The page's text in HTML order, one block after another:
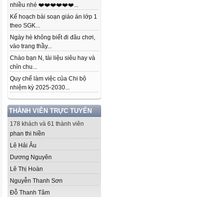
nhiều nhé ❤️❤️❤️❤️❤️❤️...
Kế hoạch bài soạn giáo án lớp 1
theo SGK...
Ngày hè không biết đi đâu chơi,
vào trang thầy...
Chào bạn N, tài liệu siêu hay và
chỉn chu...
Quy chế làm việc của Chi bộ
nhiệm kỳ 2025-2030...
THÀNH VIÊN TRỰC TUYẾN
178 khách và 61 thành viên
phan thi hiền
Lê Hải Âu
Dương Nguyên
Lê Thị Hoàn
Nguyễn Thanh Sơn
Đỗ Thanh Tâm